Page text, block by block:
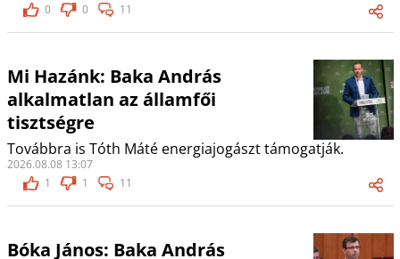
0
0 11
Mi Hazánk: Baka András
alkalmatlan az államfői
tisztségre
Továbbra is Tóth Máté energiajogászt támogatják.
2026.08.08 13:07
1
1 11
Bóka János: Baka András